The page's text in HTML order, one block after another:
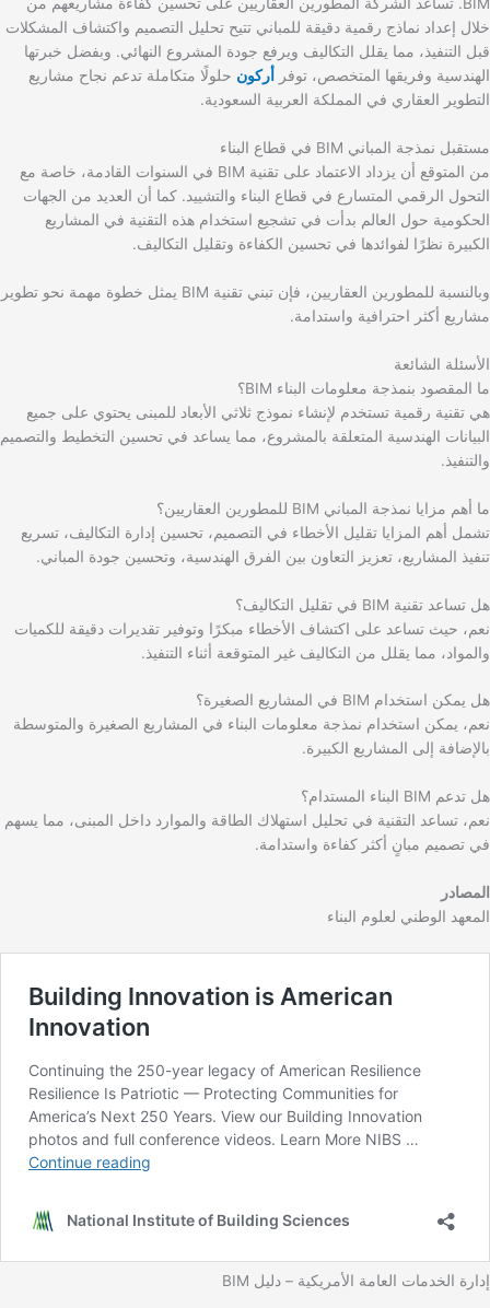
خلال إعداد نماذج رقمية دقيقة للمباني تتيح تحليل التصميم واكتشاف المشكلات
قبل التنفيذ، مما يقلل التكاليف ويرفع جودة المشروع النهائي. وبفضل خبرتها
الهندسية وفريقها المتخصص، توفر
أركون حلولًا متكاملة تدعم نجاح مشاريع
التطوير العقاري في المملكة العربية السعودية.
مستقبل نمذجة المباني BIM في قطاع البناء
من المتوقع أن يزداد الاعتماد على تقنية BIM في السنوات القادمة، خاصة مع
التحول الرقمي المتسارع في قطاع البناء والتشييد. كما أن العديد من الجهات
الحكومية حول العالم بدأت في تشجيع استخدام هذه التقنية في المشاريع
الكبيرة نظرًا لفوائدها في تحسين الكفاءة وتقليل التكاليف.
وبالنسبة للمطورين العقاريين، فإن تبني تقنية BIM يمثل خطوة مهمة نحو تطوير
مشاريع أكثر احترافية واستدامة.
الأسئلة الشائعة
ما المقصود بنمذجة معلومات البناء BIM؟
هي تقنية رقمية تستخدم لإنشاء نموذج ثلاثي الأبعاد للمبنى يحتوي على جميع
البيانات الهندسية المتعلقة بالمشروع، مما يساعد في تحسين التخطيط والتصميم
والتنفيذ.
ما أهم مزايا نمذجة المباني BIM للمطورين العقاريين؟
تشمل أهم المزايا تقليل الأخطاء في التصميم، تحسين إدارة التكاليف، تسريع
تنفيذ المشاريع، تعزيز التعاون بين الفرق الهندسية، وتحسين جودة المباني.
هل تساعد تقنية BIM في تقليل التكاليف؟
نعم، حيث تساعد على اكتشاف الأخطاء مبكرًا وتوفير تقديرات دقيقة للكميات
والمواد، مما يقلل من التكاليف غير المتوقعة أثناء التنفيذ.
هل يمكن استخدام BIM في المشاريع الصغيرة؟
نعم، يمكن استخدام نمذجة معلومات البناء في المشاريع الصغيرة والمتوسطة
بالإضافة إلى المشاريع الكبيرة.
هل تدعم BIM البناء المستدام؟
نعم، تساعد التقنية في تحليل استهلاك الطاقة والموارد داخل المبنى، مما يسهم
في تصميم مبانٍ أكثر كفاءة واستدامة.
المصادر
المعهد الوطني لعلوم البناء
إدارة الخدمات العامة الأمريكية – دليل BIM